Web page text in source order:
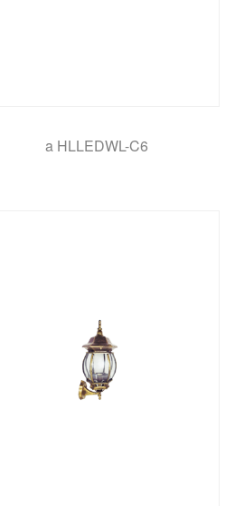
a HLLEDWL-C6